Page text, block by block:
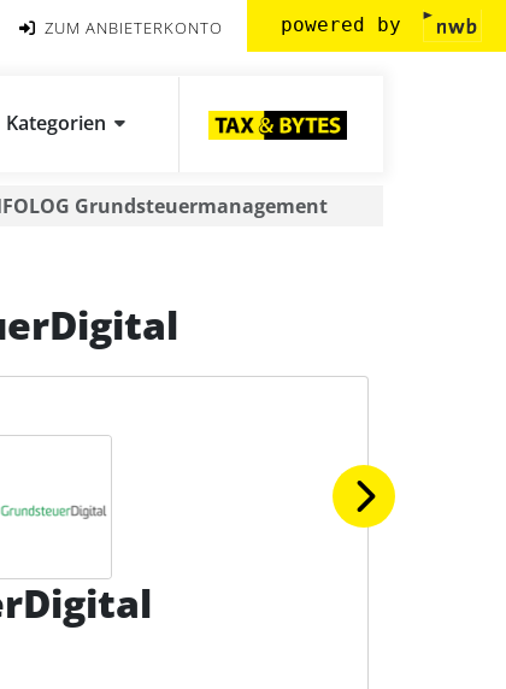
ZUM ANBIETERKONTO powered by
Kategorien
Grundsteuermanagement